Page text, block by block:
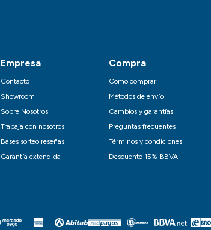
Empresa
Contacto
Showroom
Sobre Nosotros
Trabaja con nosotros
Bases sorteo reseñas
Garantía extendida
Compra
Como comprar
Métodos de envío
Cambios y garantías
Preguntas frecuentes
Términos y condiciones
Descuento 15% BBVA